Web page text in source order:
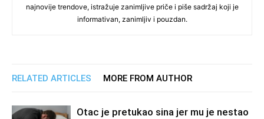
najnovije trendove, istražuje zanimljive priče i piše sadržaj koji je
informativan, zanimljiv i pouzdan.
RELATED ARTICLES MORE FROM AUTHOR
Otac je pretukao sina jer mu je nestao